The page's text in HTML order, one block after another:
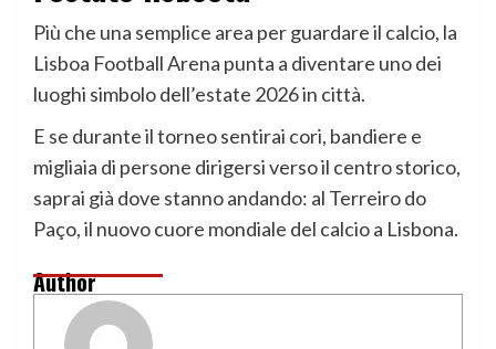
Più che una semplice area per guardare il calcio, la
Lisboa Football Arena punta a diventare uno dei
luoghi simbolo dell’estate 2026 in città.
E se durante il torneo sentirai cori, bandiere e
migliaia di persone dirigersi verso il centro storico,
saprai già dove stanno andando: al Terreiro do
Paço, il nuovo cuore mondiale del calcio a Lisbona.
Author